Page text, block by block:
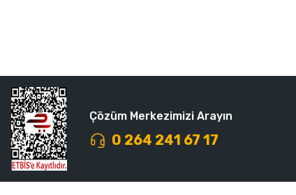
Çözüm Merkezimizi Arayın
0 264 241 67 17